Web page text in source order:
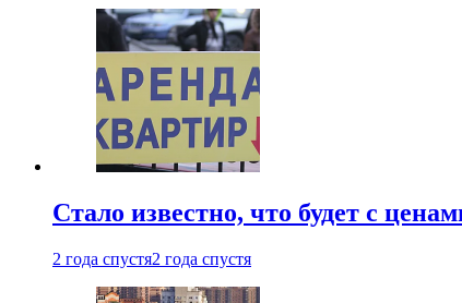
Стало известно, что будет с
2 года спустя2 года спустя